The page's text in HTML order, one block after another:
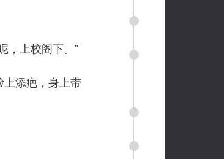
，上校阁下。”
添疤，身上带